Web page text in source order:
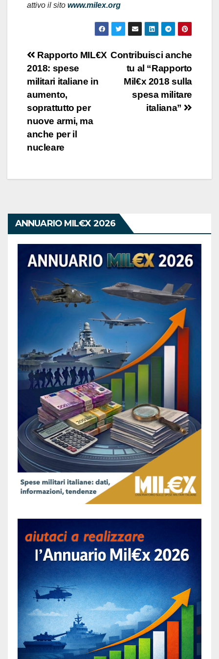
attivo il sito www.milex.org
Navigazione
articoli
Contribuisci anche
tu al “Rapporto
Mil€x 2018 sulla
spesa militare
italiana”
Rapporto MIL€X
2018: spese
militari italiane in
aumento,
soprattutto per
nuove armi, ma
anche per il
nucleare
ANNUARIO MIL€X 2026